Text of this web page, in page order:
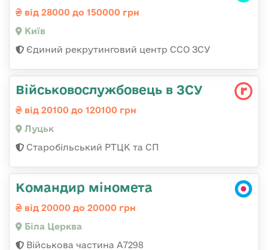
від 28000 до 150000 грн
Київ
Єдиний рекрутинговий центр ССО ЗСУ
Військовослужбовець в ЗСУ
від 20100 до 120100 грн
Луцьк
Старобільський РТЦК та СП
Командир міномета
від 20000 до 20000 грн
Біла Церква
Військова частина А7298